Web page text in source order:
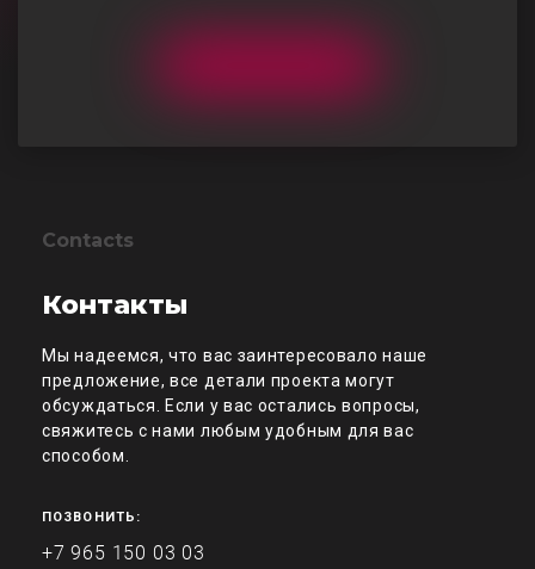
Contacts
Контакты
Мы надеемся, что вас заинтересовало наше
предложение, все детали проекта могут
обсуждаться. Если у вас остались вопросы,
свяжитесь с нами любым удобным для вас
способом.
ПОЗВОНИТЬ:
+7 965 150 03 03